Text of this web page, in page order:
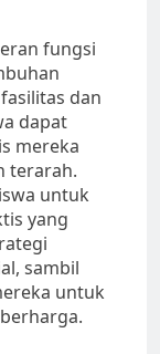
fungsi
dan
dapat
mereka
terarah.
untuk
yang
sambil
untuk